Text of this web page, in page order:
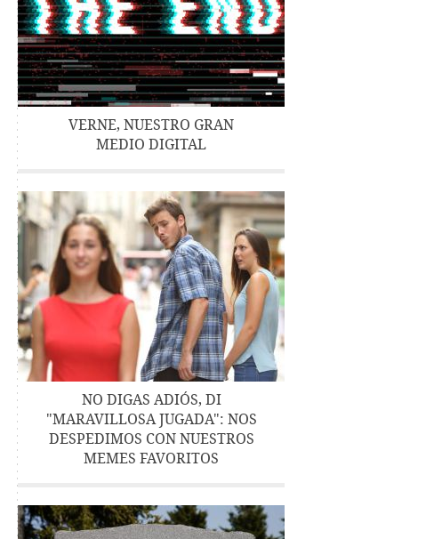
VERNE, NUESTRO GRAN
MEDIO DIGITAL
NO DIGAS ADIÓS, DI
"MARAVILLOSA JUGADA": NOS
DESPEDIMOS CON NUESTROS
MEMES FAVORITOS